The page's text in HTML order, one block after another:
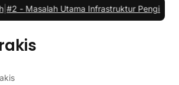
Utama Infrastruktur Pengisian Daya